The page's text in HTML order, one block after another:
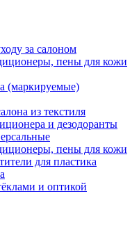
за салоном
пены для кожи
(маркируемые)
из текстиля
и дезодоранты
пены для кожи
для пластика
и оптикой